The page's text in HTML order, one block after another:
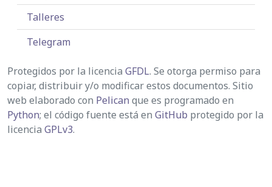
Talleres
Telegram
Protegidos por la licencia GFDL. Se otorga permiso para
copiar, distribuir y/o modificar estos documentos. Sitio
web elaborado con Pelican que es programado en
Python; el código fuente está en GitHub protegido por la
licencia GPLv3.